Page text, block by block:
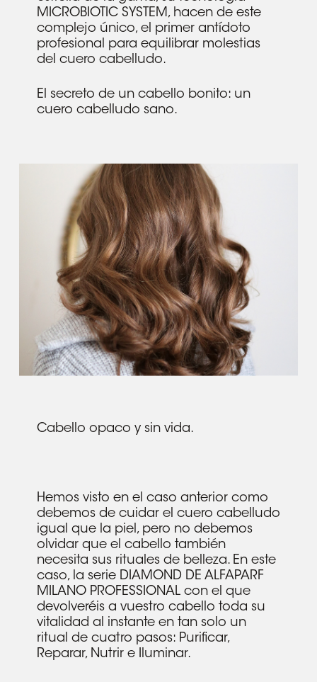
MICROBIOTIC SYSTEM, hacen de este
complejo único, el primer antídoto
profesional para equilibrar molestias
del cuero cabelludo.
El secreto de un cabello bonito: un
cuero cabelludo sano.
Cabello opaco y sin vida.
Hemos visto en el caso anterior como
debemos de cuidar el cuero cabelludo
igual que la piel, pero no debemos
olvidar que el cabello también
necesita sus rituales de belleza. En este
caso, la serie DIAMOND DE ALFAPARF
MILANO PROFESSIONAL con el que
devolveréis a vuestro cabello toda su
vitalidad al instante en tan solo un
ritual de cuatro pasos: Purificar,
Reparar, Nutrir e Iluminar.